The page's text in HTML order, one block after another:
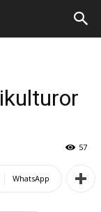
57
WhatsApp